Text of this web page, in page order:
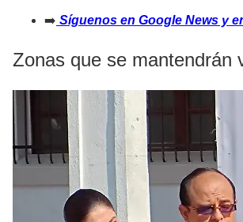
➡️ Síguenos en Google News y
Zonas que se mantendrán